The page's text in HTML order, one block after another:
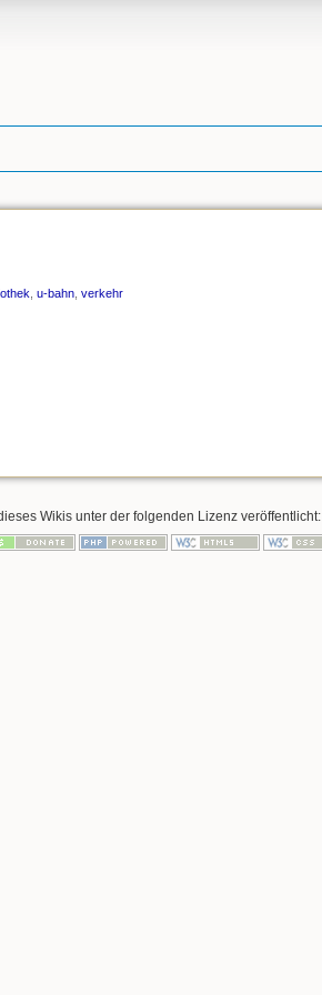
u-bahn verkehr
Wikis unter der folgenden Lizenz veröffentlicht: